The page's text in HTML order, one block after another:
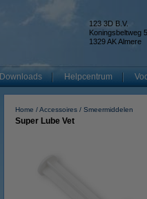
123 3D B.V.
Koningsbeltweg
1329 AK Almere
Downloads Helpcentrum
Home Accessoires Smeermiddelen
Super Lube Vet